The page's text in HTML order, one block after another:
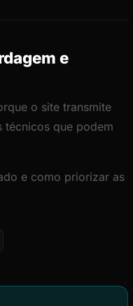
e
o site transmite
que podem
e como priorizar as